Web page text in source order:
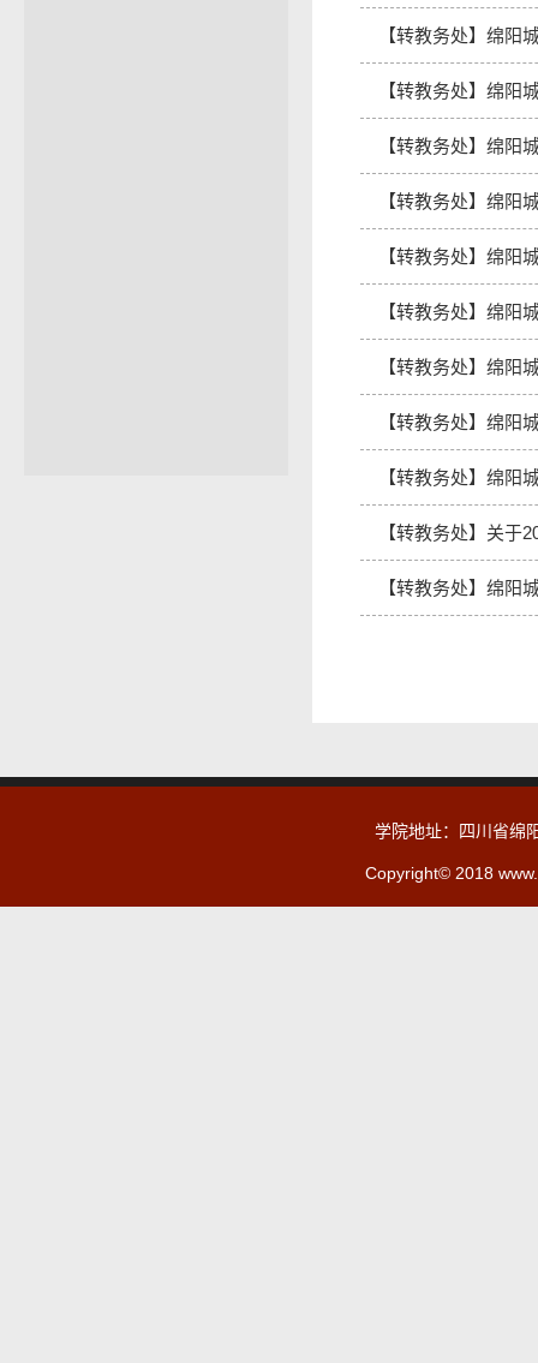
【转教务处】绵阳
【转教务处】绵阳
【转教务处】绵阳
【转教务处】绵阳
【转教务处】绵阳
【转教务处】绵阳
【转教务处】绵阳
【转教务处】绵阳
【转教务处】绵阳
【转教务处】关于
【转教务处】绵阳
学院地址：四川省绵
Copyright© 2018